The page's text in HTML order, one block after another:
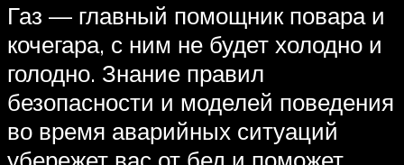
Газ — главный помощник повара и
кочегара, с ним не будет холодно и
голодно. Знание правил
безопасности и моделей поведения
во время аварийных ситуаций